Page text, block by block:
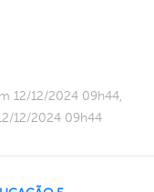
12/12/2024 09h44,
12/2024 09h44